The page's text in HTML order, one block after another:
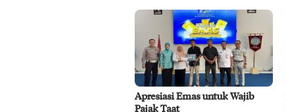
Apresiasi Emas untuk Wajib
Pajak Taat